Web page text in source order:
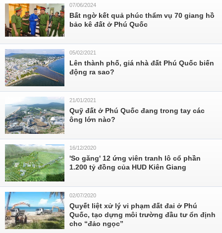
07/06/2024
Bất ngờ kết quả phúc thẩm vụ 70 giang hồ
bảo kê đất ở Phú Quốc
05/02/2021
Lên thành phố, giá nhà đất Phú Quốc biến
động ra sao?
21/01/2021
Quỹ đất ở Phú Quốc đang trong tay các
ông lớn nào?
16/12/2020
'So găng' 12 ứng viên tranh lô cổ phần
1.200 tỷ đồng của HUD Kiên Giang
02/07/2020
Quyết liệt xử lý vi phạm đất đai ở Phú
Quốc, tạo dựng môi trường đầu tư ổn định
cho “đảo ngọc”